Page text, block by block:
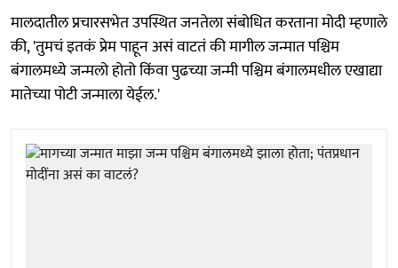
मालदातील प्रचारसभेत उपस्थित जनतेला संबोधित करताना मोदी म्हणाले
की, 'तुमचं इतकं प्रेम पाहून असं वाटतं की मागील जन्मात पश्चिम
बंगालमध्ये जन्मलो होतो किंवा पुढच्या जन्मी पश्चिम बंगालमधील एखाद्या
मातेच्या पोटी जन्माला येईल.'